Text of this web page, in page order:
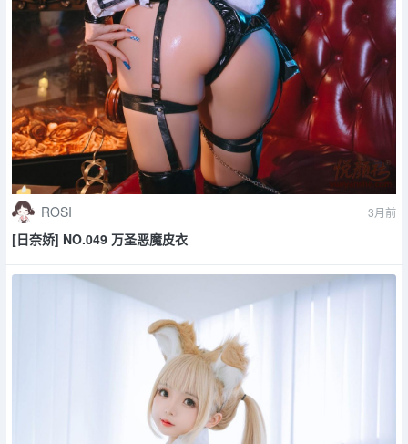
ROSI 3月前
[日奈娇] NO.049 万圣恶魔皮衣